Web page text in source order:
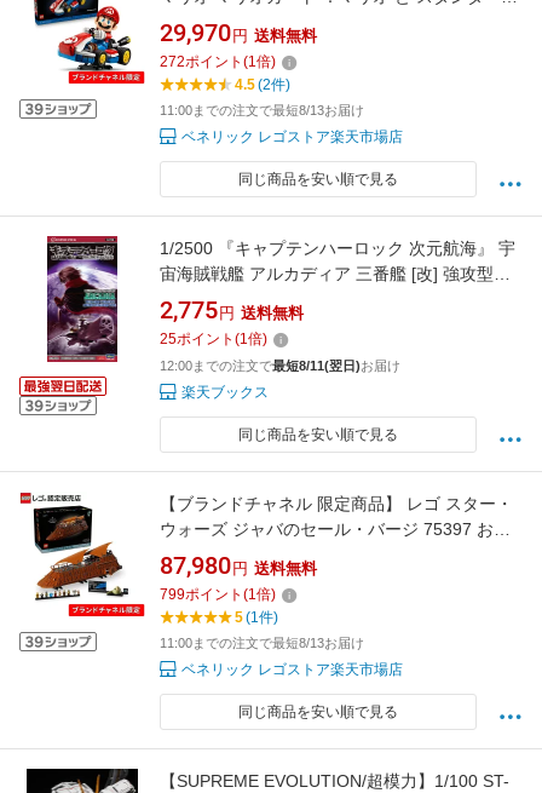
カート 72037 おもちゃ 玩具 誕生日 プレゼント
ブロック LEGO 男性 女性
29,970 円 送料無料
272ポイント (1倍)
4.5(2件)
11:00までの注文で最短8/13お届け
ベネリック レゴストア楽天市場店
同じ商品を安い順で見る
1/2500 『キャプテンハーロック 次元航海』 宇
宙海賊戦艦 アルカディア 三番艦 [改] 強攻型
【64799】 (プラモデル)
2,775 円 送料無料
25ポイント (1倍)
12:00までの注文で最短8/11(翌日)お届け
楽天ブックス
同じ商品を安い順で見る
【ブランドチャネル 限定商品】 レゴ スター・
ウォーズ ジャバのセール・バージ 75397 おも
ちゃ 玩具 誕生日 プレゼント ブロック LEGO
父の日 男性 女性
87,980 円 送料無料
799ポイント (1倍)
5(1件)
11:00までの注文で最短8/13お届け
ベネリック レゴストア楽天市場店
同じ商品を安い順で見る
【SUPREME EVOLUTION/超模力】1/100 ST-